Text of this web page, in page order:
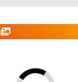
Centro de Educação
unespiana